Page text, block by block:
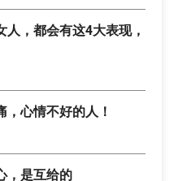
，都会有这4大表现，
心情不好的人！
，是互给的